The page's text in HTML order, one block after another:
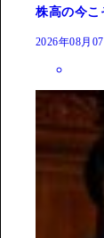
株高の今こ
2026年08月